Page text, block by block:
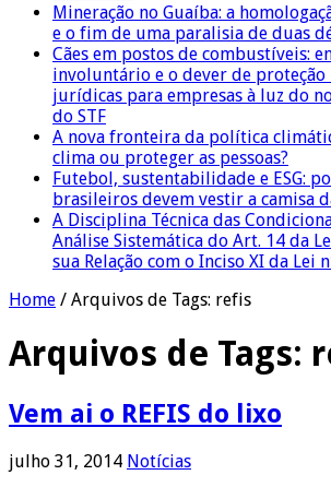
Mineração no Guaíba: a
e o fim de uma paralisia de duas
Cães em postos de combustíveis:
involuntário e o dever de
jurídicas para empresas à luz do
do STF
A nova fronteira da política
clima ou proteger as pessoas?
Futebol, sustentabilidade e ESG:
brasileiros devem vestir a camisa
A Disciplina Técnica das
Análise Sistemática do Art. 14 da
sua Relação com o Inciso XI da Lei
Home / Arquivos de Tags: refis
Arquivos de Tags:
Vem ai o REFIS do lixo
julho 31, 2014 Notícias